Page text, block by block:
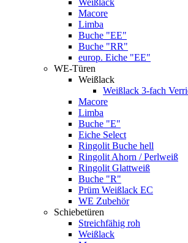
Weißlack
Macore
Limba
Buche "EE"
Buche "RR"
europ. Eiche "EE"
WE-Türen
Weißlack
Weißlack 3-fach
Macore
Limba
Buche "E"
Eiche Select
Ringolit Buche hell
Ringolit Ahorn / Perlweiß
Ringolit Glattweiß
Buche "R"
Prüm Weißlack EC
WE Zubehör
Schiebetüren
Streichfähig roh
Weißlack